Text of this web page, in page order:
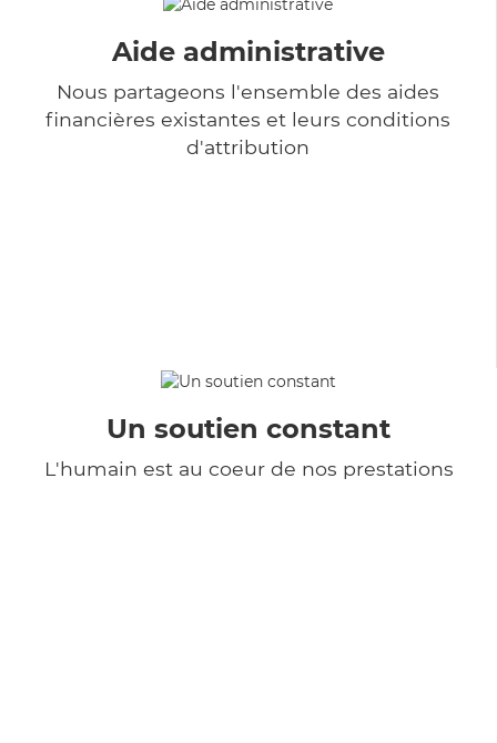
Aide administrative
Nous partageons l'ensemble des aides
financières existantes et leurs conditions
d'attribution
Un soutien constant
L'humain est au coeur de nos prestations